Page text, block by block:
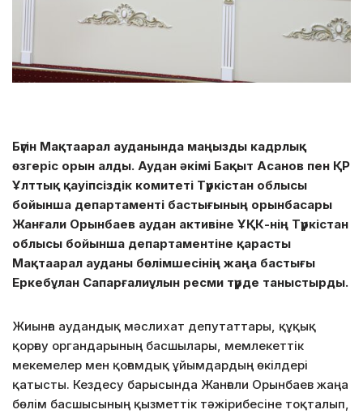
Бүгін Мақтаарал ауданында маңызды кадрлық
өзгеріс орын алды. Аудан әкімі Бақыт Асанов пен ҚР
Ұлттық қауіпсіздік комитеті Түркістан облысы
бойынша департаменті бастығының орынбасары
Жанғали Орынбаев аудан активіне ҰҚК-нің Түркістан
облысы бойынша департаментіне қарасты
Мақтаарал ауданы бөлімшесінің жаңа бастығы
Еркебұлан Сапарғалиұлын ресми түрде таныстырды.
Жиынға аудандық мәслихат депутаттары, құқық
қорғау органдарының басшылары, мемлекеттік
мекемелер мен қоғамдық ұйымдардың өкілдері
қатысты. Кездесу барысында Жанғали Орынбаев жаңа
бөлім басшысының қызметтік тәжірибесіне тоқталып,